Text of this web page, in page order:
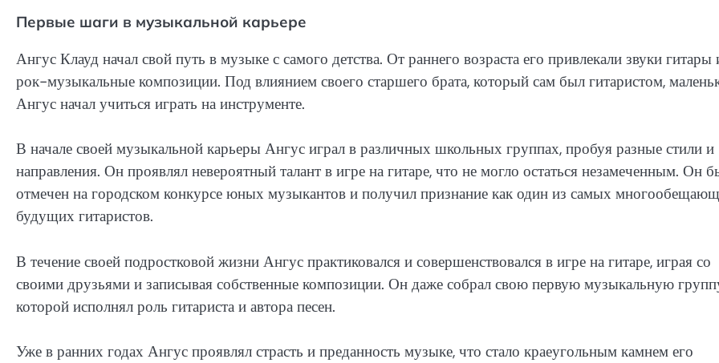
Первые шаги в музыкальной карьере
Ангус Клауд начал свой путь в музыке с самого детства. От раннего возраста его привлекали звуки гитары
рок-музыкальные композиции. Под влиянием своего старшего брата, который сам был гитаристом,
Ангус начал учиться играть на инструменте.
В начале своей музыкальной карьеры Ангус играл в различных школьных группах, пробуя разные стили и
направления. Он проявлял невероятный талант в игре на гитаре, что не могло остаться незамеченным. Он
отмечен на городском конкурсе юных музыкантов и получил признание как один из самых
будущих гитаристов.
В течение своей подростковой жизни Ангус практиковался и совершенствовался в игре на гитаре, играя со
своими друзьями и записывая собственные композиции. Он даже собрал свою первую музыкальную
которой исполнял роль гитариста и автора песен.
Уже в ранних годах Ангус проявлял страсть и преданность музыке, что стало краеугольным камнем его